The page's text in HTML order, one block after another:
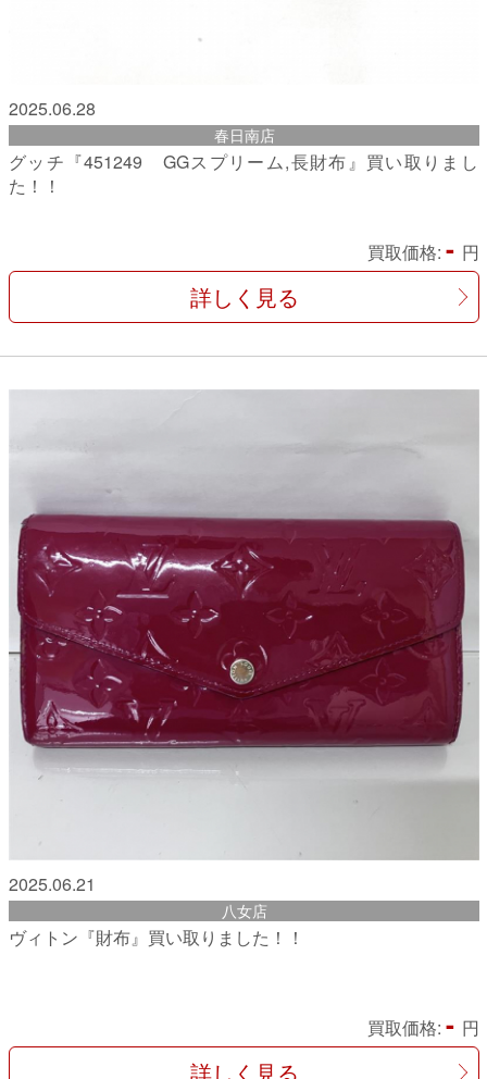
2025.06.28
春日南店
グッチ『451249 GGスプリーム,長財布』買い取りまし
た！！
買取価格: - 円
詳しく見る
2025.06.21
八女店
ヴィトン『財布』買い取りました！！
買取価格: - 円
詳しく見る